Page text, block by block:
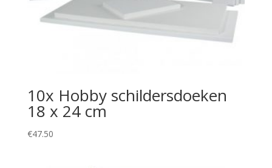
10x Hobby schildersdoeken
18 x 24 cm
€47.50